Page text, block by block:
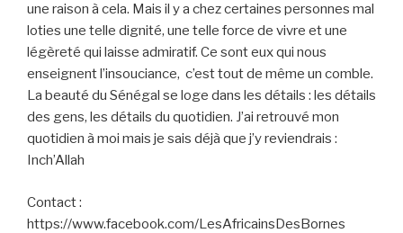
une raison à cela. Mais il y a chez certaines personnes mal
loties une telle dignité, une telle force de vivre et une
légèreté qui laisse admiratif. Ce sont eux qui nous
enseignent l’insouciance, c’est tout de même un comble.
La beauté du Sénégal se loge dans les détails : les détails
des gens, les détails du quotidien. J’ai retrouvé mon
quotidien à moi mais je sais déjà que j’y reviendrais :
Inch’Allah
Contact :
https://www.facebook.com/LesAfricainsDesBornes